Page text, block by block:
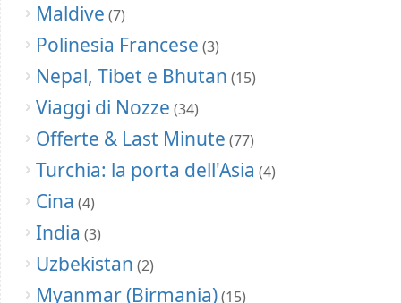
Maldive (7)
Polinesia Francese (3)
Nepal, Tibet e Bhutan (15)
Viaggi di Nozze (34)
Offerte & Last Minute (77)
Turchia: la porta dell'Asia (4)
Cina (4)
India (3)
Uzbekistan (2)
Myanmar (Birmania)(15)